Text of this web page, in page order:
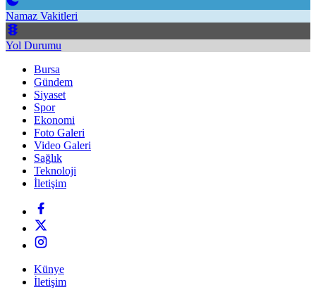
Namaz Vakitleri
Yol Durumu
Bursa
Gündem
Siyaset
Spor
Ekonomi
Foto Galeri
Video Galeri
Sağlık
Teknoloji
İletişim
Künye
İletişim